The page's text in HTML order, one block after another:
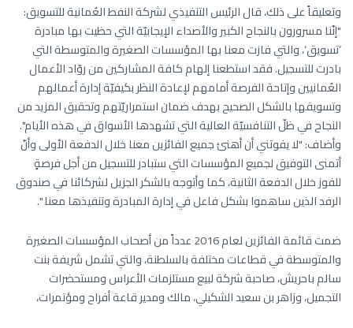
وتعليقاً على ذلك، قال الرئيس التنفيذي لشركة النفط العُمانية للتسويق:
"إنّنا مسرورون بالنجاح الكبير والأصداء الإيجابيّة التي حظيت بها مبادرة
’تسويق‘، والتي فازت معنا بها المؤسسات الصغيرة والمتوسطة التي
بادرت للتسجيل. فقد استطعنا إلهام كافة المشاركين من روّاد الأعمال
العُمانيين وإتاحة الفرصة أمامهم لإعادة النظر بكيفيّة إدارة أعمالهم
وتسويقها بالشكل الصحيح بهدف ضمان استمراريّتهم وتحقيق المزيد من
النجاح في ظلّ التنافسيّة العالية التي تشهدها الأسواق في هذه الأيام".
وأضاف: "لا يفوتني أن أهنئ جميع الفائزين معنا خلال الدفعة الأولى وأنّ
أتمنى التوفيق لجميع المؤسسات التي ستبادر للتسجيل من أجل فرصةٍ
للفوز خلال الدفعة الثانية، كما وأتوجه بالشكر الجزيل لشركائنا في صندوق
الرفد الذين ساهموا بشكل فاعل في إدارة المبادرة وتنفيذها معنا ".
ضمت قائمة الفائزين لعام 2016 عدداً من أصحاب المؤسسات الصغيرة
والمتوسطة في قطاعات مختلفة بالسلطنة، والتي تشمل شريفة بنت
سالم باحريش، صاحبة شركة لبيع مستلزمات الأعراس ومستحضرات
التجميل، وزاهر بن سعيد الشكيلي، مالك ومدير قاعة أفراح ومؤتمرات،